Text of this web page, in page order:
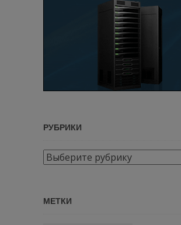
РУБРИКИ
Рубрики
МЕТКИ